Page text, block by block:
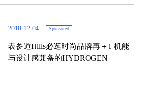
2018.12.04 Sponsored
表参道Hills必逛时尚品牌再＋1 机能
与设计感兼备的HYDROGEN
【东京】AIR TWOKYO限定快闪店
MAGNET by SHIBUYA109登场